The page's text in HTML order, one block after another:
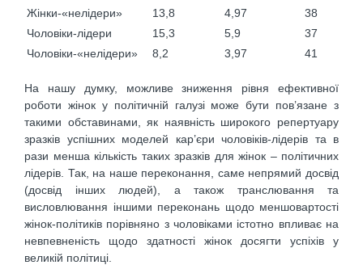
Жінки-«нелідери»
13,8 4,97
38
Чоловіки-лідери
15,3 5,9
37
Чоловіки-«нелідери»
8,2 3,97 41
На нашу думку, можливе зниження рівня ефективної
роботи жінок у політичній галузі може бути пов’язане з
такими обставинами, як наявність широкого репертуару
зразків успішних моделей кар’єри чоловіків-лідерів та в
рази менша кількість таких зразків для жінок – політичних
лідерів. Так, на наше переконання, саме непрямий досвід
(досвід інших людей), а також транслювання та
висловлювання іншими переконань щодо меншовартості
жінок-політиків порівняно з чоловіками істотно впливає на
невпевненість щодо здатності жінок досягти успіхів у
великій політиці.